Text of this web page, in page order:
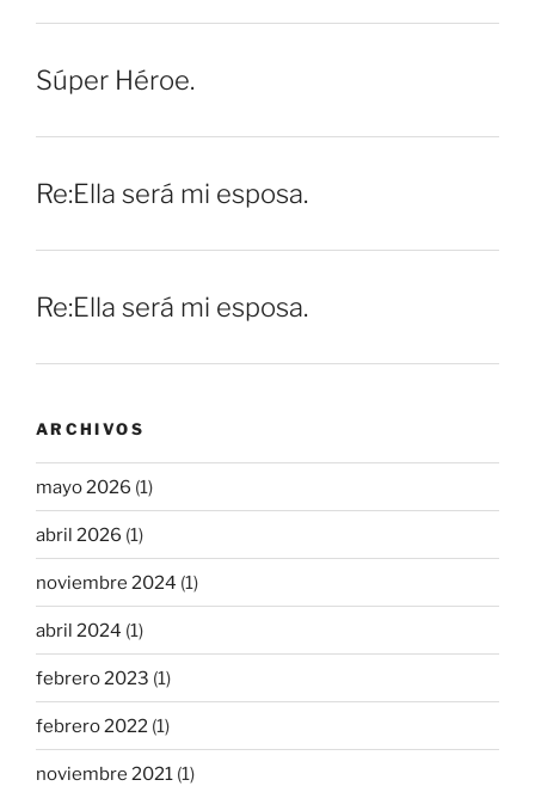
Súper Héroe.
Re:Ella será mi esposa.
Re:Ella será mi esposa.
ARCHIVOS
mayo 2026 (1)
abril 2026 (1)
noviembre 2024 (1)
abril 2024 (1)
febrero 2023 (1)
febrero 2022 (1)
noviembre 2021 (1)